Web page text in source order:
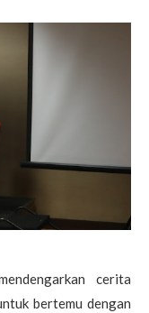
cerita
bertemu dengan